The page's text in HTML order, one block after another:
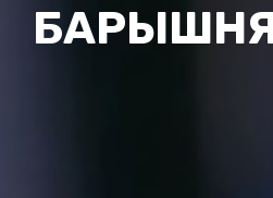
РАЗНЫЕ